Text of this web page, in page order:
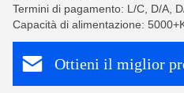
Termini di pagamento: L/C, D/A,
Capacità di alimentazione:
Ottieni il miglior